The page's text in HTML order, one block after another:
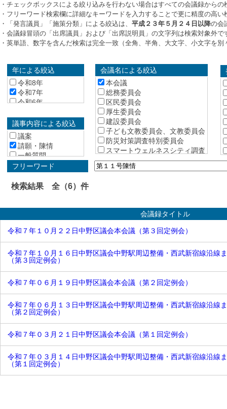
・チェックボックスによる絞り込みを行わない場合はすべての会議録からの
・フリーワード検索欄に詳細なキーワードを入力することで更に精度の高い
・「発言議員」「施策分類」による絞込は、 平成２３年５月２４日以降の会
・会議録冒頭の「出席議員」および「出席説明員」の文字列は検索対象外で
・英単語、数字を含んだ検索は完全一致（全角、半角、大文字、小文字を
年による絞込
令和8年
令和7年
令和6年
令和4年
令和3年
令和2年
令和元年
平成30年
平成29年
平成27年
平成25年
平成23年
平成20年
平成19年
平成17年
平成16年
議事内容による絞込
議案
請願・陳情
一般質問
総括質疑
所管事項の報告
会議名による絞込
本会議
総務委員会
区民委員会
厚生委員会
建設委員会
子ども文教委員会、文教委員会
防災対策調査特別委員会
スマートウェルネスシティ調査
中野駅周辺整備・西武新宿線沿
予算特別委員会 区民分科会
予算特別委員会 厚生分科会
予算特別委員会 建設分科会
予算特別委員会 子ども文教分
科会
決算特別委員会
決算特別委員会 区民分科会
決算特別委員会 厚生分科会
決算特別委員会 子ども文教分
中野駅周辺整備・都市観光調査
特別委員会
地域包括ケア推進調査特別委員
会
交通対策調査特別委員会
線まちづくり調査特別委員会
フリーワード
検索結果 全（6）件
会議録タイトル
令和７年１０月２２日中野区議会本会議（第３回定例会）
令和７年１０月１６日中野区議会中野駅周辺整備・西武新宿線沿線
（第３回定例会）
令和７年０６月１９日中野区議会本会議（第２回定例会）
令和７年０６月１３日中野区議会中野駅周辺整備・西武新宿線沿線
（第２回定例会）
令和７年０３月２１日中野区議会本会議（第１回定例会）
令和７年０３月１４日中野区議会中野駅周辺整備・西武新宿線沿線
（第１回定例会）